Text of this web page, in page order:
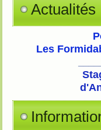
Actualités
Les